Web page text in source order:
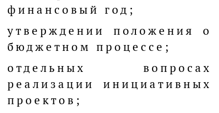
финансовый год;
утверждении положения о
бюджетном процессе;
отдельных вопросах
реализации инициативных
проектов;